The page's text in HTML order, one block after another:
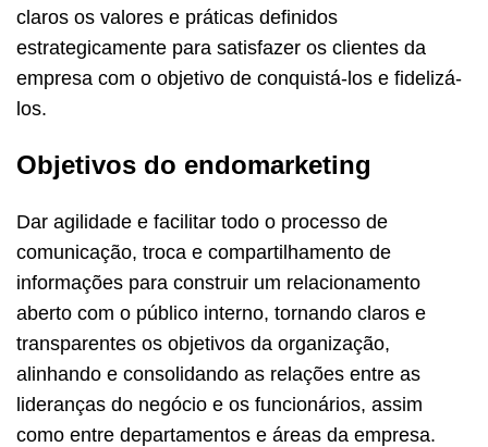
claros os valores e práticas definidos
estrategicamente para satisfazer os clientes da
empresa com o objetivo de conquistá-los e fidelizá-
los.
Objetivos do endomarketing
Dar agilidade e facilitar todo o processo de
comunicação, troca e compartilhamento de
informações para construir um relacionamento
aberto com o público interno, tornando claros e
transparentes os objetivos da organização,
alinhando e consolidando as relações entre as
lideranças do negócio e os funcionários, assim
como entre departamentos e áreas da empresa.